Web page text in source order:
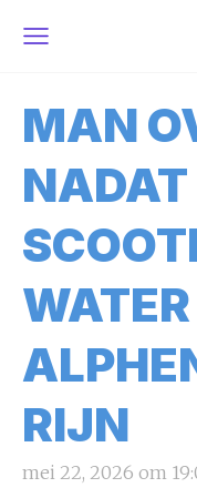
MAN
NADAT
RIJN
mei 22, 2026 om